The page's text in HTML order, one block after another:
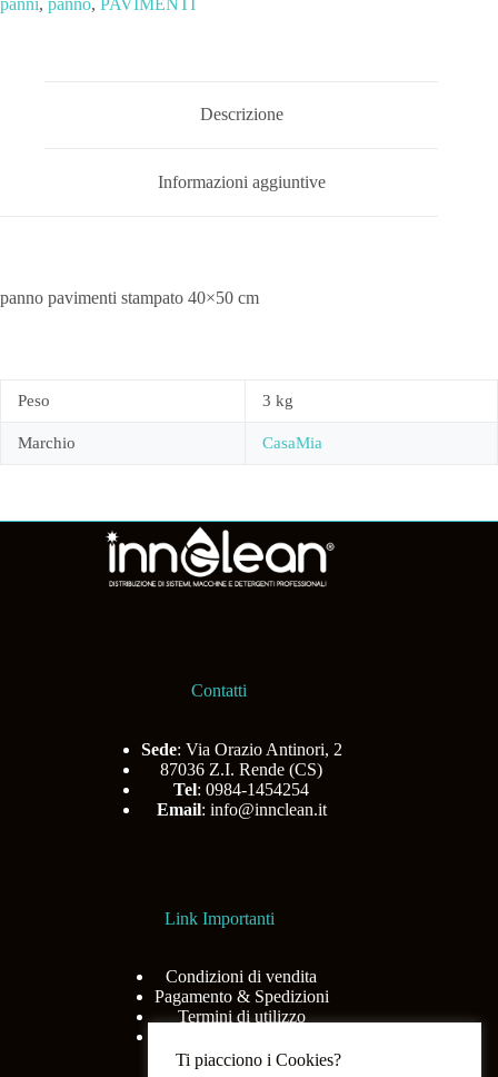
Descrizione
Informazioni aggiuntive
panno pavimenti stampato 40×50 cm
Peso 3 kg
Marchio CasaMia
Contatti
Sede: Via Orazio Antinori, 2
87036 Z.I. Rende (CS)
Tel: 0984-1454254
Email: info@innclean.it
Link Importanti
Condizioni di vendita
Pagamento & Spedizioni
Termini di utilizzo
Ti piacciono i Cookies?